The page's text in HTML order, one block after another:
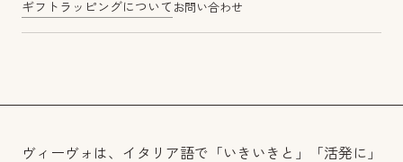
ギフトラッピングについて お問い合わせ
ヴィーヴォは、イタリア語で「いきいきと」「活発に」